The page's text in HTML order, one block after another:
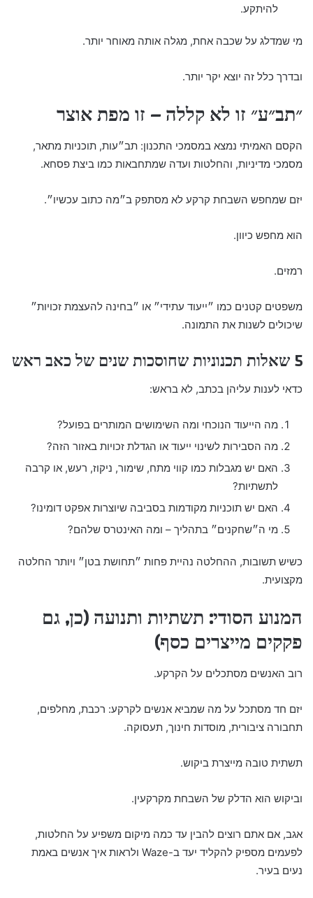
להיתקע.
מי שמדלג על שכבה אחת, מגלה אותה מאוחר יותר.
ובדרך כלל זה יוצא יקר יותר.
״תב״ע״ זו לא קללה – זו מפת אוצר
הקסם האמיתי נמצא במסמכי התכנון: תב״עות, תוכניות מתאר,
מסמכי מדיניות, והחלטות ועדה שמתחבאות כמו ביצת פסחא.
יזם שמחפש השבחת קרקע לא מסתפק ב״מה כתוב עכשיו״.
הוא מחפש כיוון.
רמזים.
משפטים קטנים כמו ״ייעוד עתידי״ או ״בחינה להעצמת זכויות״
שיכולים לשנות את התמונה.
5 שאלות תכנוניות שחוסכות שנים של כאב ראש
כדאי לענות עליהן בכתב, לא בראש:
מה הייעוד הנוכחי ומה השימושים המותרים בפועל?
מה הסבירות לשינוי ייעוד או הגדלת זכויות באזור הזה?
האם יש מגבלות כמו קווי מתח, שימור, ניקוז, רעש, או קרבה
לתשתיות?
האם יש תוכניות מקודמות בסביבה שיוצרות אפקט דומינו?
מי ה״שחקנים״ בתהליך – ומה האינטרס שלהם?
כשיש תשובות, ההחלטה נהיית פחות ״תחושת בטן״ ויותר החלטה
מקצועית.
המנוע הסודי: תשתיות ותנועה (כן, גם
פקקים מייצרים כסף)
רוב האנשים מסתכלים על הקרקע.
יזם חד מסתכל על מה שמביא אנשים לקרקע: רכבת, מחלפים,
תחבורה ציבורית, מוסדות חינוך, תעסוקה.
תשתית טובה מייצרת ביקוש.
וביקוש הוא הדלק של השבחת מקרקעין.
אגב, אם אתם רוצים להבין עד כמה מיקום משפיע על החלטות,
לפעמים מספיק להקליד יעד ב-Waze ולראות איך אנשים באמת
נעים בעיר.